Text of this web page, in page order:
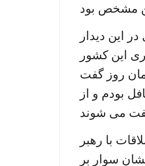
این دیدار
این کشور
روز گفت
بودم و از
با رهبر
سوار بر